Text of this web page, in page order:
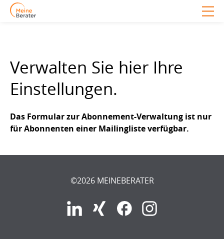
Verwalten Sie hier Ihre
Einstellungen.
Das Formular zur Abonnement-Verwaltung ist nur
für Abonnenten einer Mailingliste verfügbar.
©2026 MEINEBERATER